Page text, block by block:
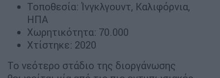
Τοποθεσία: Ίνγκλγουντ, Καλιφόρνια,
ΗΠΑ
Χωρητικότητα: 70.000
Χτίστηκε: 2020
Το νεότερο στάδιο της διοργάνωσης